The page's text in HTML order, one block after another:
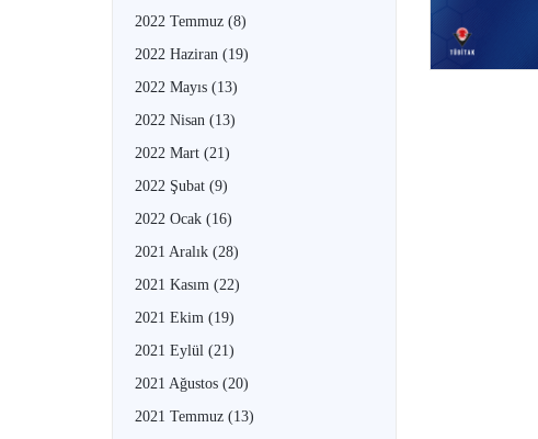
2022 Temmuz (8)
2022 Haziran (19)
2022 Mayıs (13)
2022 Nisan (13)
2022 Mart (21)
2022 Şubat (9)
2022 Ocak (16)
2021 Aralık (28)
2021 Kasım (22)
2021 Ekim (19)
2021 Eylül (21)
2021 Ağustos (20)
2021 Temmuz (13)